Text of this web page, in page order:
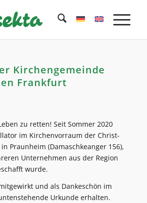
Kirchengemeinde
Frankfurt
zu retten! Seit Sommer 2020
im Kirchenvorraum der Christ-
Praunheim (Damaschkeanger 156),
Unternehmen aus der Region
wurde.
und als Dankeschön im
Urkunde erhalten.